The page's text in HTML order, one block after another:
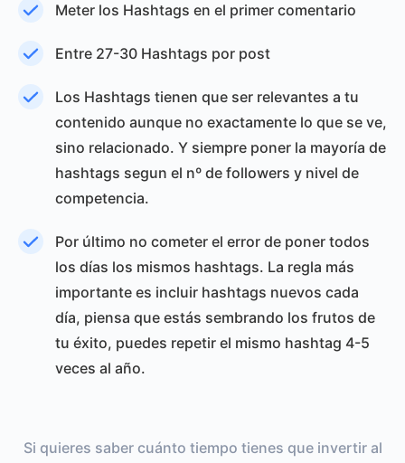
Meter los Hashtags en el primer comentario
Entre 27-30 Hashtags por post
Los Hashtags tienen que ser relevantes a tu
contenido aunque no exactamente lo que se ve,
sino relacionado. Y siempre poner la mayoría de
hashtags segun el nº de followers y nivel de
competencia.
Por último no cometer el error de poner todos
los días los mismos hashtags. La regla más
importante es incluir hashtags nuevos cada
día, piensa que estás sembrando los frutos de
tu éxito, puedes repetir el mismo hashtag 4-5
veces al año.
Si quieres saber cuánto tiempo tienes que invertir al